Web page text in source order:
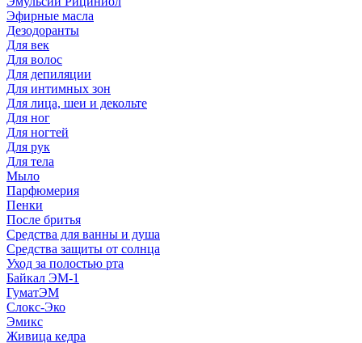
Эфирные масла
Дезодоранты
Для век
Для волос
Для депиляции
Для интимных зон
Для лица, шеи и декольте
Для ног
Для ногтей
Для рук
Для тела
Мыло
Парфюмерия
Пенки
После бритья
Средства для ванны и душа
Средства защиты от солнца
Уход за полостью рта
Байкал ЭМ-1
ГуматЭМ
Слокс-Эко
Эмикс
Живица кедра